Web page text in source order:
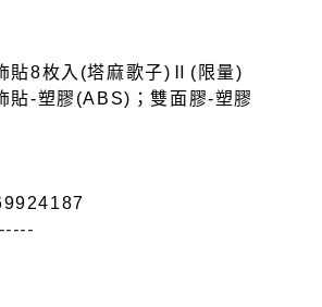
貼8枚入(塔麻歌子)Ⅱ(限量)
貼-塑膠(ABS)；雙面膠-塑膠